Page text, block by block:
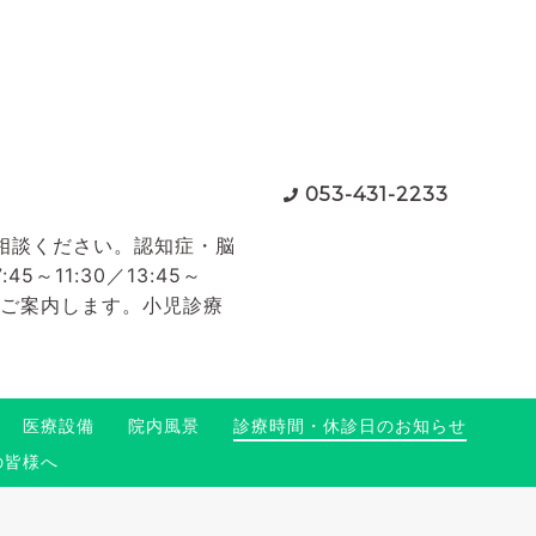
談ください。認知症・脳
～11:30／13:45～
案内します。小児診療
053-431-2233
医療設備 院内風景
診療時間・休診日のお知らせ
様へ